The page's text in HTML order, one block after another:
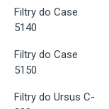
Filtry do Case
5140
Filtry do Case
5150
Filtry do Ursus C-